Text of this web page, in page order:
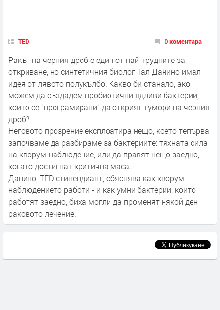
TED 0 коментара
Ракът на черния дроб е един от най-трудните за
откриване, но синтетичния биолог Тал Данино имал
идея от лявото полукълбо. Какво би станало, ако
можем да създадем пробиотични ядливи бактерии,
които се "програмирани" да открият тумори на черния
дроб?
Неговото прозрение експлоатира нещо, което тепърва
започваме да разбираме за бактериите: тяхната сила
на кворум-наблюдение, или да правят нещо заедно,
когато достигнат критична маса.
Данино, TED стипендиант, обяснява как кворум-
наблюдението работи - и как умни бактерии, които
работят заедно, биха могли да променят някой ден
раковото лечение.